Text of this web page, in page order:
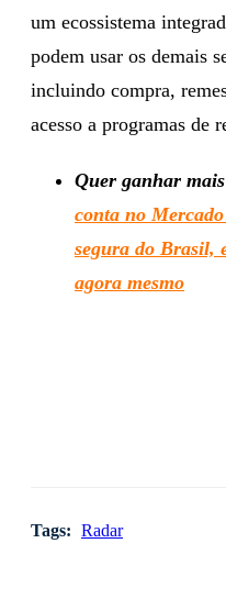
um ecossistema
podem usar os demais
incluindo compra,
acesso a programas de
Quer ganhar
conta no
segura do Brasil,
agora mesmo
Tags: Radar